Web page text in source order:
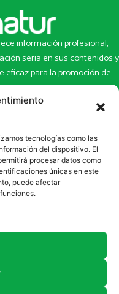
tecnologías como las
del dispositivo. El
procesar datos como
únicas en este
puede afectar
información profesional,
seria en sus contenidos y
eficaz para la promoción de
de interés